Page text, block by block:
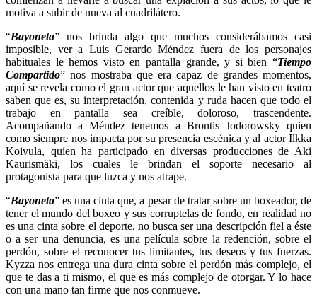
motiva a subir de nueva al cuadrilátero.
“Bayoneta” nos brinda algo que muchos considerábamos casi
imposible, ver a Luis Gerardo Méndez fuera de los personajes
habituales le hemos visto en pantalla grande, y si bien “Tiempo
Compartido” nos mostraba que era capaz de grandes momentos,
aquí se revela como el gran actor que aquellos le han visto en teatro
saben que es, su interpretación, contenida y ruda hacen que todo el
trabajo en pantalla sea creíble, doloroso, trascendente.
Acompañando a Méndez tenemos a Brontis Jodorowsky quien
como siempre nos impacta por su presencia escénica y al actor Ilkka
Koivula, quien ha participado en diversas producciones de Aki
Kaurismäki, los cuales le brindan el soporte necesario al
protagonista para que luzca y nos atrape.
“Bayoneta” es una cinta que, a pesar de tratar sobre un boxeador, de
tener el mundo del boxeo y sus corruptelas de fondo, en realidad no
es una cinta sobre el deporte, no busca ser una descripción fiel a éste
o a ser una denuncia, es una película sobre la redención, sobre el
perdón, sobre el reconocer tus limitantes, tus deseos y tus fuerzas.
Kyzza nos entrega una dura cinta sobre el perdón más complejo, el
que te das a ti mismo, el que es más complejo de otorgar. Y lo hace
con una mano tan firme que nos conmueve.